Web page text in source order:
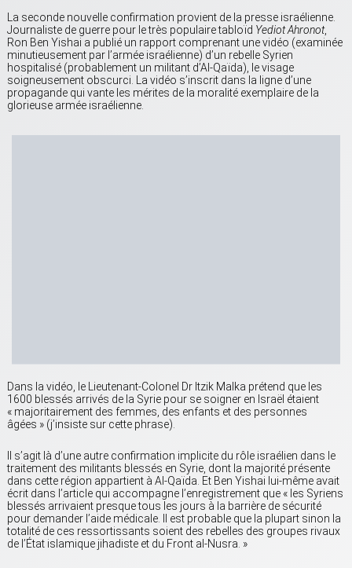
La seconde nouvelle confirmation provient de la presse israélienne.
Journaliste de guerre pour le très populaire tabloïd Yediot Ahronot,
Ron Ben Yishai a publié un rapport comprenant une vidéo (examinée
minutieusement par l’armée israélienne) d’un rebelle Syrien
hospitalisé (probablement un militant d’Al-Qaïda), le visage
soigneusement obscurci. La vidéo s’inscrit dans la ligne d’une
propagande qui vante les mérites de la moralité exemplaire de la
glorieuse armée israélienne.
Dans la vidéo, le Lieutenant-Colonel Dr Itzik Malka prétend que les
1600 blessés arrivés de la Syrie pour se soigner en Israël étaient
« majoritairement des femmes, des enfants et des personnes
âgées » (j’insiste sur cette phrase).
Il s’agit là d’une autre confirmation implicite du rôle israélien dans le
traitement des militants blessés en Syrie, dont la majorité présente
dans cette région appartient à Al-Qaïda. Et Ben Yishai lui-même avait
écrit dans l’article qui accompagne l’enregistrement que « les Syriens
blessés arrivaient presque tous les jours à la barrière de sécurité
pour demander l’aide médicale. Il est probable que la plupart sinon la
totalité de ces ressortissants soient des rebelles des groupes rivaux
de l’État islamique jihadiste et du Front al-Nusra. »